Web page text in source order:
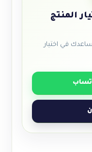
المنتج
في اختيار